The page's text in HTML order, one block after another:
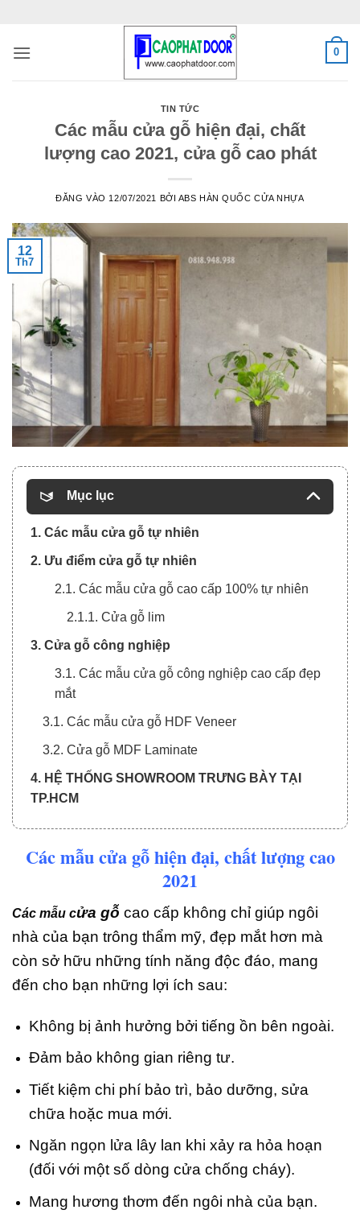
nội
0
TIN TỨC
Các mẫu cửa gỗ hiện đại, chất
lượng cao 2021, cửa gỗ cao phát
ĐĂNG VÀO 12/07/2021 BỞI ABS HÀN QUỐC CỬA NHỰA
12
Th7
Mục lục
1. Các mẫu cửa gỗ tự nhiên
2. Ưu điểm cửa gỗ tự nhiên
2.1. Các mẫu cửa gỗ cao cấp 100% tự nhiên
2.1.1. Cửa gỗ lim
3. Cửa gỗ công nghiệp
3.1. Các mẫu cửa gỗ công nghiệp cao cấp đẹp
mắt
3.1. Các mẫu cửa gỗ HDF Veneer
3.2. Cửa gỗ MDF Laminate
4. HỆ THỐNG SHOWROOM TRƯNG BÀY TẠI
TP.HCM
Các mẫu cửa gỗ hiện đại, chất lượng cao
2021
Các mẫu cửa gỗ cao cấp không chỉ giúp ngôi
nhà của bạn trông thẩm mỹ, đẹp mắt hơn mà
còn sở hữu những tính năng độc đáo, mang
đến cho bạn những lợi ích sau:
Không bị ảnh hưởng bởi tiếng ồn bên ngoài.
Đảm bảo không gian riêng tư.
Tiết kiệm chi phí bảo trì, bảo dưỡng, sửa
chữa hoặc mua mới.
Ngăn ngọn lửa lây lan khi xảy ra hỏa hoạn
(đối với một số dòng cửa chống cháy).
Mang hương thơm đến ngôi nhà của bạn.